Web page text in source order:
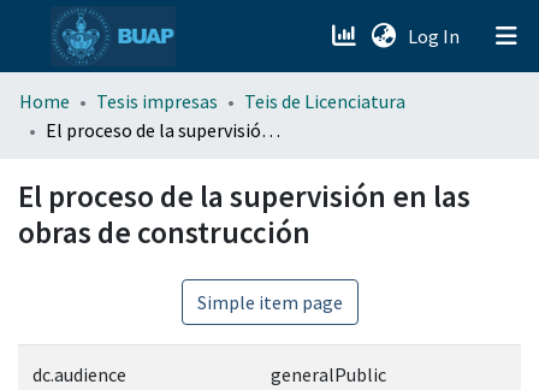
Log In (current)
menu.section.about_menu
Home Tesis impresas
Teis de Licenciatura
El proceso de la supervisión en las obras de construcción
El proceso de la supervisión en las
obras de construcción
Simple item page
dc.audience generalPublic